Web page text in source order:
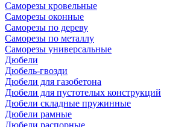
Саморезы кровельные
Саморезы оконные
Саморезы по дереву
Саморезы по металлу
Саморезы универсальные
Дюбели
Дюбель-гвозди
Дюбели для газобетона
Дюбели для пустотелых конструкций
Дюбели складные пружинные
Дюбели рамные
Дюбели распорные